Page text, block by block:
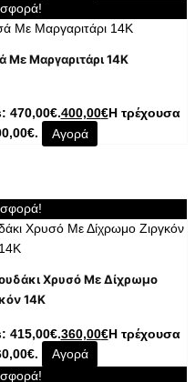
Με Μαργαριτάρι 14K
470,00€.400,00€Η τρέχουσα
Αγορά
Χρυσό Με Δίχρωμο
14K
415,00€.360,00€Η τρέχουσα
Αγορά